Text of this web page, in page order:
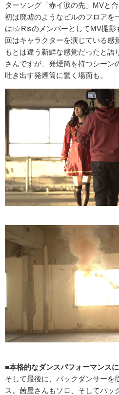
ターソング「赤イ涙の先」MVと
初は廃墟のようなビルのフロアを
はi☆RisのメンバーとしてMV撮影
回はキャラクターを演じている感
もとは違う新鮮な感覚だったと語
さんですが、発煙筒を持つシーン
吐き出す発煙筒に驚く場面も。
■本格的なダンスパフォーマンスに
そして最後に、バックダンサーを
ス。茜屋さんもソロ、そしてバッ